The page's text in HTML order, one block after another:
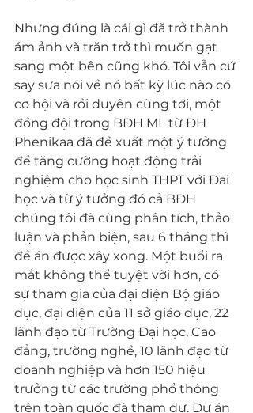
Nhưng đúng là cái gì đã trở thành
ám ảnh và trăn trở thì muốn gạt
sang một bên cũng khó. Tôi vẫn cứ
say sưa nói về nó bất kỳ lúc nào có
cơ hội và rồi duyên cũng tới, một
đồng đội trong BĐH ML từ ĐH
Phenikaa đã đề xuất một ý tưởng
để tăng cường hoạt động trải
nghiệm cho học sinh THPT với Đai
học và từ ý tưởng đó cả BĐH
chúng tôi đã cùng phân tích, thảo
luận và phản biện, sau 6 tháng thì
đề án được xây xong. Một buổi ra
mắt không thể tuyệt vời hơn, có
sự tham gia của đại diện Bộ giáo
dục, đại diện của 11 sở giáo dục, 22
lãnh đạo từ Trường Đại học, Cao
đẳng, trường nghề, 10 lãnh đạo từ
doanh nghiệp và hơn 150 hiệu
trưởng từ các trường phổ thông
trên toàn quốc đã tham dự. Dự án